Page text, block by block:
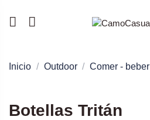
Inicio Outdoor Comer - beber
Botellas Tritán